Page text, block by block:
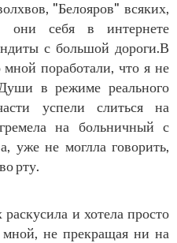
"Белояров" всяких,
они себя в интернете
с большой дороги.В
поработали, что я не
в режиме реального
успели слиться на
на больничный с
уже не моглла говорить,
рту.
раскусила и хотела просто
не прекращая ни на